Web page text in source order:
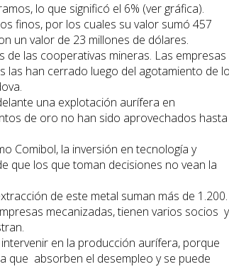
lo que significó el 6% (ver gráfica).
finos, por los cuales su valor sumó 457
un valor de 23 millones de dólares.
las cooperativas mineras. Las empresas
las han cerrado luego del agotamiento de
una explotación aurífera en
de oro no han sido aprovechados hasta
Comibol, la inversión en tecnología y
que los que toman decisiones no vean la
de este metal suman más de 1.200.
mecanizadas, tienen varios socios
en la producción aurífera, porque
que absorben el desempleo y se puede